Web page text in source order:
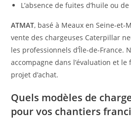
L’absence de fuites d’huile ou
ATMAT, basé à Meaux en Seine-et-
vente des chargeuses Caterpillar
les professionnels d’Île-de-France.
accompagne dans l’évaluation et
projet d’achat.
Quels modèles de
pour vos chantiers